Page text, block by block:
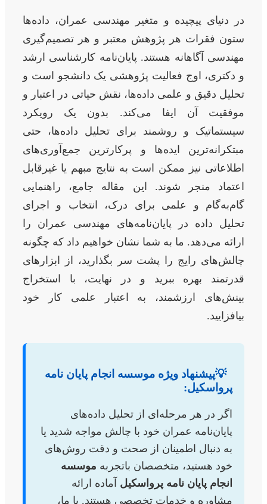
در دنیای پیچیده و متغیر مهندسی عمران، داده‌ها
ستون فقرات هر پژوهش معتبر و هر تصمیم‌گیری
مهندسی آگاهانه هستند. پایان‌نامه کارشناسی ارشد
و دکتری، اوج فعالیت پژوهشی یک دانشجو است و
تحلیل دقیق و علمی داده‌ها، نقش حیاتی در اعتبار و
موفقیت آن ایفا می‌کند. بدون یک رویکرد
سیستماتیک و روشمند برای تحلیل داده‌ها، حتی
مبتکرانه‌ترین ایده‌ها و پرکارترین جمع‌آوری‌های
اطلاعاتی نیز ممکن است به نتایج مبهم یا غیرقابل
اعتماد منجر شوند. این مقاله جامع، راهنمایی
گام‌به‌گام و علمی برای درک، انتخاب و اجرای
تحلیل داده در پایان‌نامه‌های مهندسی عمران را
ارائه می‌دهد. ما به شما نشان خواهیم داد که چگونه
چالش‌های رایج را پشت سر بگذارید، از ابزارهای
قدرتمند بهره ببرید و در نهایت، با استخراج
بینش‌های ارزشمند، به اعتبار علمی کار خود
بیافزایید.
💡پیشنهاد ویژه موسسه انجام پایان نامه
پرواسکیل:
اگر در هر مرحله‌ای از تحلیل داده‌های
پایان‌نامه عمران خود با چالش مواجه شدید یا
به دنبال اطمینان از صحت و دقت روش‌های
خود هستید، متخصصان باتجربه موسسه
انجام پایان نامه پرواسکیل آماده ارائه
مشاوره و خدمات تخصصی هستند. با ما،